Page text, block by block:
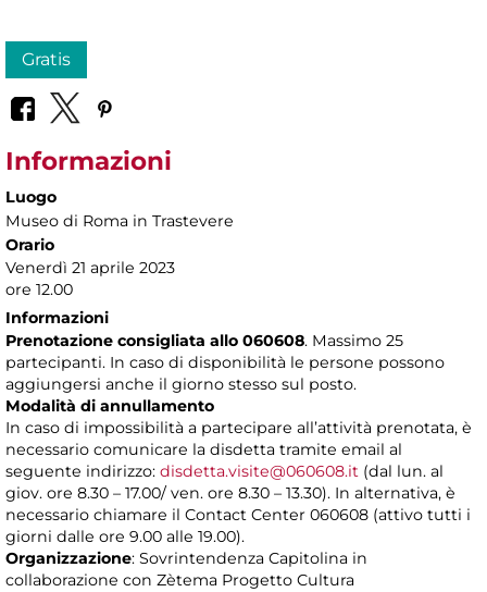
Gratis
Informazioni
Luogo
Museo di Roma in Trastevere
Orario
Venerdì 21 aprile 2023
ore 12.00
Informazioni
Prenotazione consigliata allo 060608. Massimo 25
partecipanti. In caso di disponibilità le persone possono
aggiungersi anche il giorno stesso sul posto.
Modalità di annullamento
In caso di impossibilità a partecipare all’attività prenotata, è
necessario comunicare la disdetta tramite email al
seguente indirizzo: disdetta.visite@060608.it (dal lun. al
giov. ore 8.30 – 17.00/ ven. ore 8.30 – 13.30). In alternativa, è
necessario chiamare il Contact Center 060608 (attivo tutti i
giorni dalle ore 9.00 alle 19.00).
Organizzazione: Sovrintendenza Capitolina in
collaborazione con Zètema Progetto Cultura